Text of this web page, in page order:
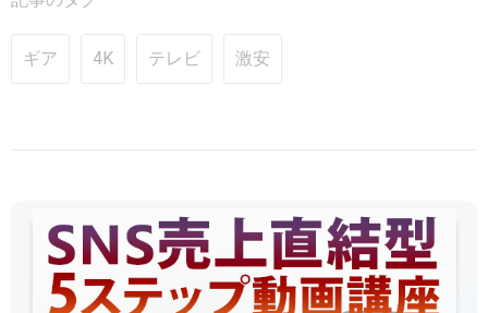
ギア 4K テレビ 激安